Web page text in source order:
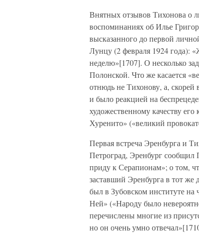
Внятных отзывов Тихонова о
воспоминаниях об Илье
высказанного до первой
Лунцу (2 февраля 1924 года):
неделю»[1707]. О несколько
Полонской. Что же касается
отнюдь не Тихонову, а,
и было реакцией на
художественному качеству
Хуренито» («великий
Первая встреча Эренбурга и
Петроград, Эренбург сообщил
приду к Серапионам»; о том,
заставший Эренбурга в тот
был в Зубовском институте
Ней» («Народу было
перечислены многие из
но он очень умно